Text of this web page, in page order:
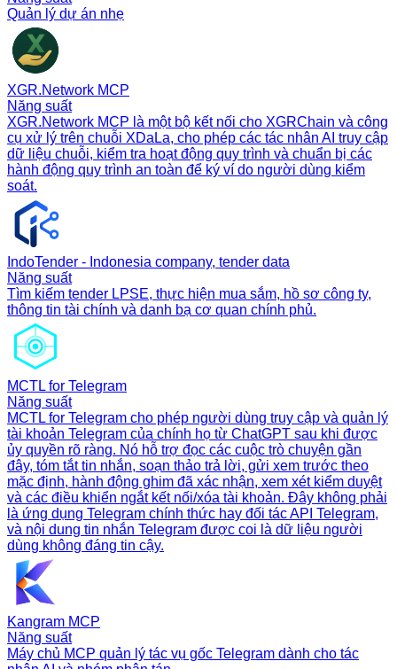
Quản lý dự án nhẹ
XGR.Network MCP
Năng suất
XGR.Network MCP là một bộ kết nối cho XGRChain và công
cụ xử lý trên chuỗi XDaLa, cho phép các tác nhân AI truy cập
dữ liệu chuỗi, kiểm tra hoạt động quy trình và chuẩn bị các
hành động quy trình an toàn để ký ví do người dùng kiểm
soát.
IndoTender - Indonesia company, tender data
Năng suất
Tìm kiếm tender LPSE, thực hiện mua sắm, hồ sơ công ty,
thông tin tài chính và danh bạ cơ quan chính phủ.
MCTL for Telegram
Năng suất
MCTL for Telegram cho phép người dùng truy cập và quản lý
tài khoản Telegram của chính họ từ ChatGPT sau khi được
ủy quyền rõ ràng. Nó hỗ trợ đọc các cuộc trò chuyện gần
đây, tóm tắt tin nhắn, soạn thảo trả lời, gửi xem trước theo
mặc định, hành động ghim đã xác nhận, xem xét kiểm duyệt
và các điều khiển ngắt kết nối/xóa tài khoản. Đây không phải
là ứng dụng Telegram chính thức hay đối tác API Telegram,
và nội dung tin nhắn Telegram được coi là dữ liệu người
dùng không đáng tin cậy.
Kangram MCP
Năng suất
Máy chủ MCP quản lý tác vụ gốc Telegram dành cho tác